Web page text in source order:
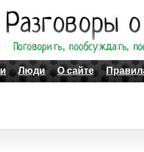
Люди О сайте